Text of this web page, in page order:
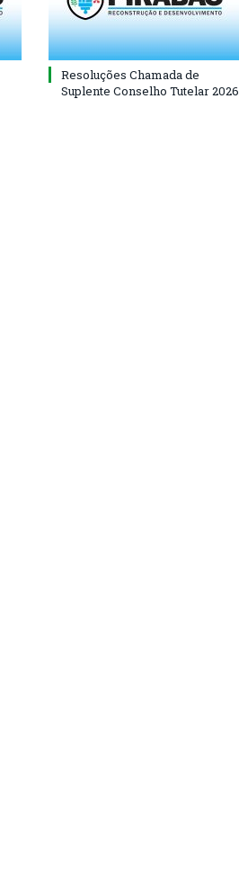
Resoluções Chamada de
Suplente Conselho Tutelar 2026